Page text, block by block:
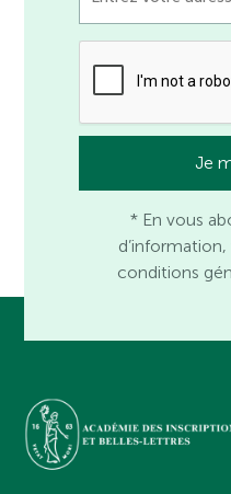
* En vous
conditions